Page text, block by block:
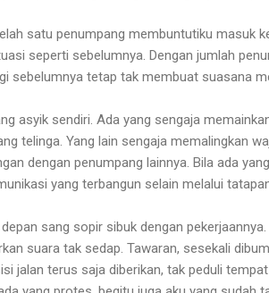
satu penumpang membuntutiku masuk
seperti sebelumnya. Dengan jumlah
sebelumnya tetap tak membuat suasana
asyik sendiri. Ada yang sengaja
telinga. Yang lain sengaja memalingkan
dengan penumpang lainnya. Bila ada
yang terbangun selain melalui
sang sopir sibuk dengan
suara tak sedap. Tawaran, sesekali
jalan terus saja diberikan, tak peduli